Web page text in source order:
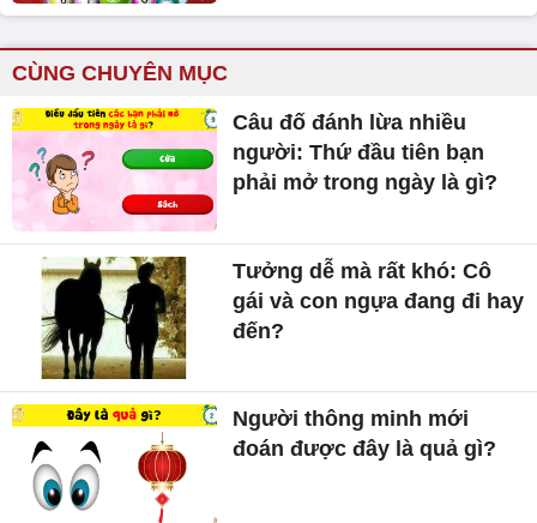
CÙNG CHUYÊN MỤC
Câu đố đánh lừa nhiều
người: Thứ đầu tiên bạn
phải mở trong ngày là gì?
Tưởng dễ mà rất khó: Cô
gái và con ngựa đang đi hay
đến?
Người thông minh mới
đoán được đây là quả gì?